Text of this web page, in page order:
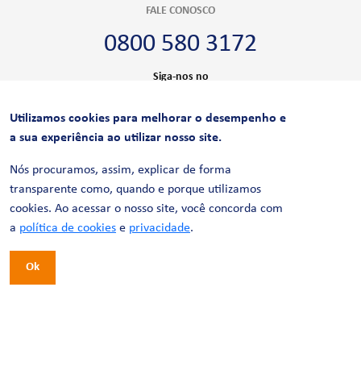
FALE CONOSCO
0800 580 3172
Siga-nos no
CERTIFICAÇÕES
Utilizamos cookies para melhorar o desempenho e
a sua experiência ao utilizar nosso site.
Nós procuramos, assim, explicar de forma
transparente como, quando e porque utilizamos
cookies. Ao acessar o nosso site, você concorda com
a política de cookies e privacidade.
Ok